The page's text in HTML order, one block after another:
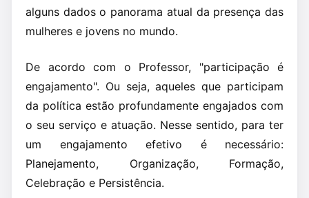
alguns dados o panorama atual da presença das
mulheres e jovens no mundo.
De acordo com o Professor, "participação é
engajamento". Ou seja, aqueles que participam
da política estão profundamente engajados com
o seu serviço e atuação. Nesse sentido, para ter
um engajamento efetivo é necessário:
Planejamento, Organização, Formação,
Celebração e Persistência.